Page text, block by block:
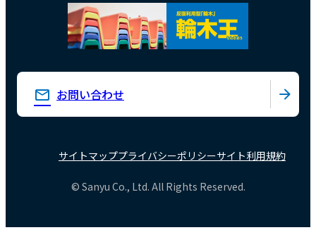
お問い合わせ
サイトマッププライバシーポリシーサイト利用規約
© Sanyu Co., Ltd. All Rights Reserved.